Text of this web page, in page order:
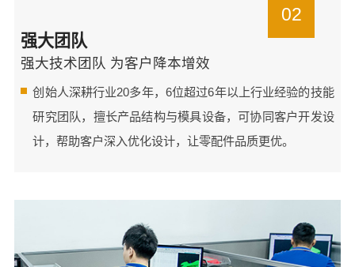
02
强大团队
强大技术团队 为客户降本增效
创始人深耕行业20多年，6位超过6年以上行业经验的技能
研究团队，擅长产品结构与模具设备，可协同客户开发设
计，帮助客户深入优化设计，让零配件品质更优。